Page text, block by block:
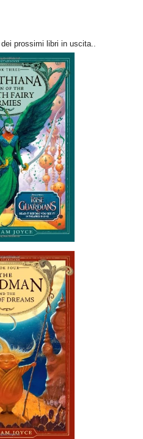
prossimi libri in uscita..